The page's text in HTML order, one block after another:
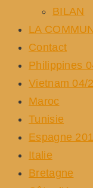
BILAN
LA
Contact
Philippines
Vietnam 04/
Maroc
Tunisie
Espagne
Italie
Bretagne